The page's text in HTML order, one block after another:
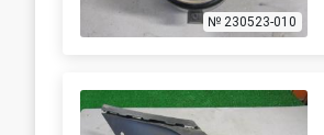
№ 230523-010